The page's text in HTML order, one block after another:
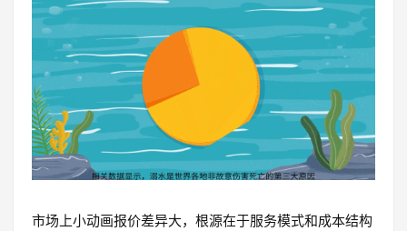
市场上小动画报价差异大，根源在于服务模式和成本结构